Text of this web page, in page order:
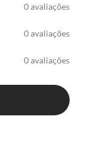
0 avaliações
0 avaliações
0 avaliações